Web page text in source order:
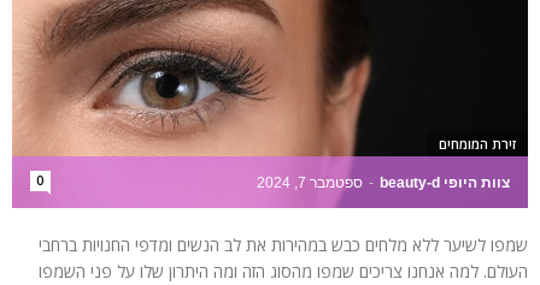
צוות היופי beauty-d - ספטמבר 7, 2024 0
זירת המומחים
שמפו לשיער ללא מלחים כבש במהירות את לב הנשים ומדפי החנויות ברחבי
העולם. למה אנחנו צריכים שמפו מהסוג הזה ומה היתרון שלו על פני השמפו